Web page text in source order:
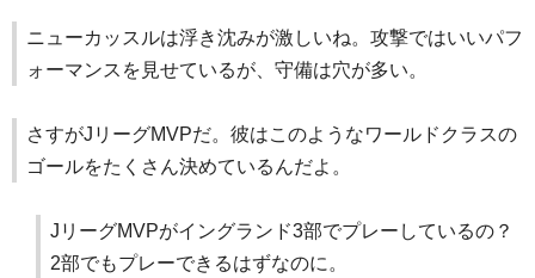
ニューカッスルは浮き沈みが激しいね。攻撃ではいいパフ
ォーマンスを見せているが、守備は穴が多い。
さすがJリーグMVPだ。彼はこのようなワールドクラスの
ゴールをたくさん決めているんだよ。
JリーグMVPがイングランド3部でプレーしているの？
2部でもプレーできるはずなのに。